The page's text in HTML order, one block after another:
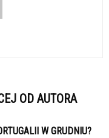
OD AUTORA
W GRUDNIU?